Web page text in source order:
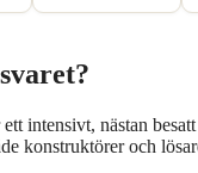
intensivt, nästan
konstruktörer och